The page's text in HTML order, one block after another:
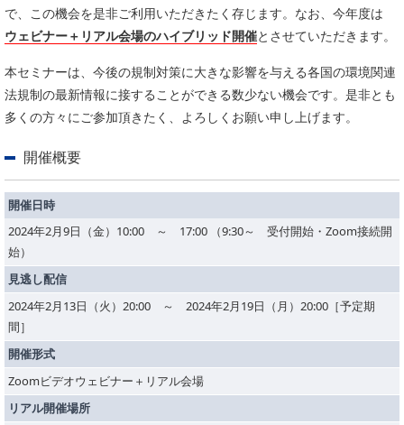
イベント
PICK UP CONTENTS
で、この機会を是非ご利用いただきたく存じます。なお、今年度は
ウェビナー＋リアル会場のハイブリッド開催とさせていただきます。
本セミナーは、今後の規制対策に大きな影響を与える各国の環境関連
法規制の最新情報に接することができる数少ない機会です。是非とも
多くの方々にご参加頂きたく、よろしくお願い申し上げます。
開催概要
開催日時
2024年2月9日（金）10:00 ～ 17:00 （9:30～ 受付開始・Zoom接続開
始）
見逃し配信
2024年2月13日（火）20:00 ～ 2024年2月19日（月）20:00［予定期
間］
開催形式
Zoomビデオウェビナー＋リアル会場
リアル開催場所